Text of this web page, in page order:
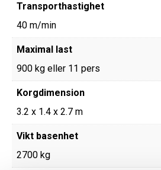
Transporthastighet
40 m/min
Maximal last
900 kg eller 11 pers
Korgdimension
3.2 x 1.4 x 2.7 m
Vikt basenhet
2700 kg